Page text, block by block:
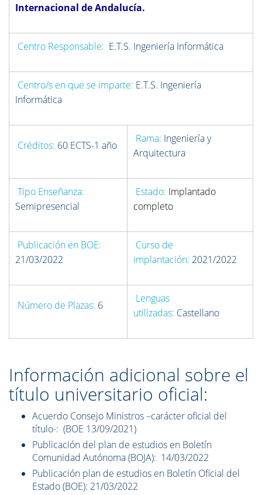
Internacional de Andalucía.
Centro Responsable: E.T.S. Ingeniería Informática
Centro/s en que se imparte: E.T.S. Ingeniería
Informática
Créditos: 60 ECTS-1 año
Rama: Ingeniería y
Arquitectura
Tipo Enseñanza:
Semipresencial
Estado: Implantado
completo
Publicación en BOE:
21/03/2022
Curso de
implantación: 2021/2022
Número de Plazas: 6
Lenguas
utilizadas: Castellano
Información adicional sobre el
título universitario oficial:
Acuerdo Consejo Ministros –carácter oficial del
título-: (BOE 13/09/2021)
Publicación del plan de estudios en Boletín
Comunidad Autónoma (BOJA): 14/03/2022
Publicación plan de estudios en Boletín Oficial del
Estado (BOE): 21/03/2022